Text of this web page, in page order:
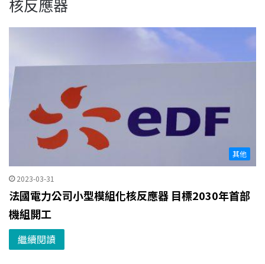
核反應器
其他
2023-03-31
法國電力公司小型模組化核反應器 目標2030年首部
機組開工
繼續閱讀